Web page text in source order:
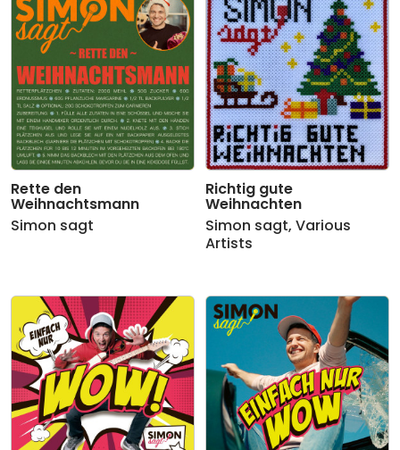
Rette den
Weihnachtsmann
Simon sagt
Richtig gute
Weihnachten
Simon sagt, Various
Artists